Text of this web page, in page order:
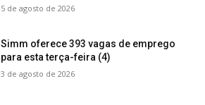
5 de agosto de 2026
Simm oferece 393 vagas de emprego
para esta terça-feira (4)
3 de agosto de 2026